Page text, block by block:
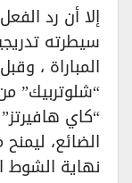
إلا أن رد
سيطرته
المباراة ،
“شلوتربيك”
“كاي
الضائع،
نهاية الشوط